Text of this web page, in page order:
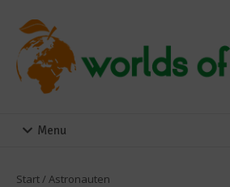
Menu
Start/ Astronauten